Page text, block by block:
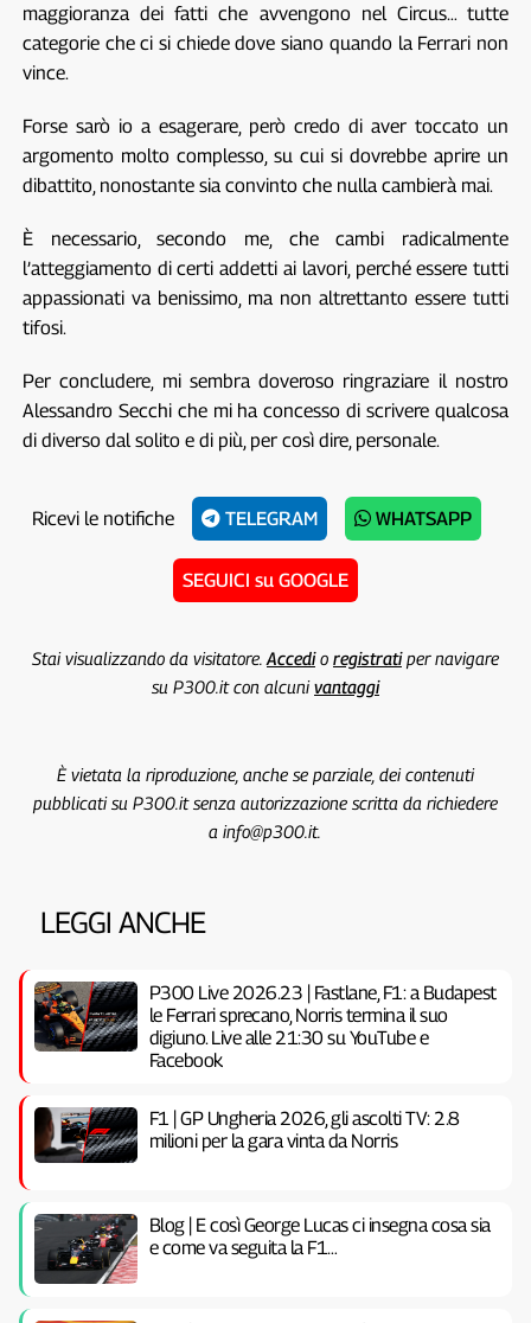
maggioranza dei fatti che avvengono nel Circus… tutte
categorie che ci si chiede dove siano quando la Ferrari non
vince.
Forse sarò io a esagerare, però credo di aver toccato un
argomento molto complesso, su cui si dovrebbe aprire un
dibattito, nonostante sia convinto che nulla cambierà mai.
È necessario, secondo me, che cambi radicalmente
l’atteggiamento di certi addetti ai lavori, perché essere tutti
appassionati va benissimo, ma non altrettanto essere tutti
tifosi.
Per concludere, mi sembra doveroso ringraziare il nostro
Alessandro Secchi che mi ha concesso di scrivere qualcosa
di diverso dal solito e di più, per così dire, personale.
Ricevi le notifiche TELEGRAM WHATSAPP
SEGUICI su GOOGLE
Stai visualizzando da visitatore. Accedio registratiper navigare
su P300.it con alcunivantaggi
È vietata la riproduzione, anche se parziale, dei contenuti
pubblicati su P300.it senza autorizzazione scritta da richiedere
a info@p300.it.
LEGGI ANCHE
P300 Live 2026.23 | Fastlane, F1: a Budapest
le Ferrari sprecano, Norris termina il suo
digiuno. Live alle 21:30 su YouTube e
Facebook
F1 | GP Ungheria 2026, gli ascolti TV: 2.8
milioni per la gara vinta da Norris
Blog | E così George Lucas ci insegna cosa sia
e come va seguita la F1…